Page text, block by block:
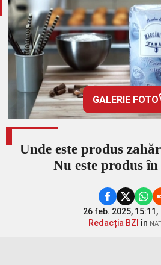
GALERIE FOTO
Unde este produs
Nu este produs
26 feb. 2025, 15:11,
Redacția BZI în